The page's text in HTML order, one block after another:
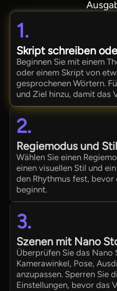
1.
Skript schreiben
Beginnen Sie mit einem
oder einem Skript von
gesprochenen Wörtern.
und Ziel hinzu, damit das
2.
Regiemodus und
Wählen Sie einen
einen visuellen Stil und
den Rhythmus fest, bevor
beginnt.
3.
Szenen mit Nano
Überprüfen Sie das Nano
Kamerawinkel, Pose,
anzupassen. Sperren Sie
Einstellungen, bevor das